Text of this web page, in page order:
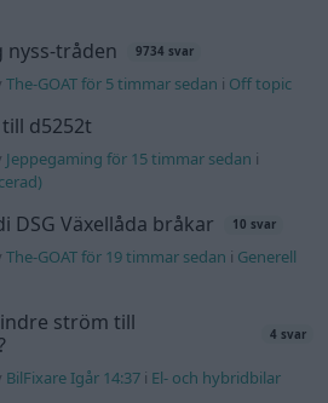
nyss-tråden 9734 svar
The-GOAT för 5 timmar sedan i Off topic
d5252t
Jeppegaming för 15 timmar sedan i
DSG Växellåda bråkar 10 svar
The-GOAT för 19 timmar sedan i Generell
ström till
4 svar
BilFixare Igår 14:37 i El- och hybridbilar